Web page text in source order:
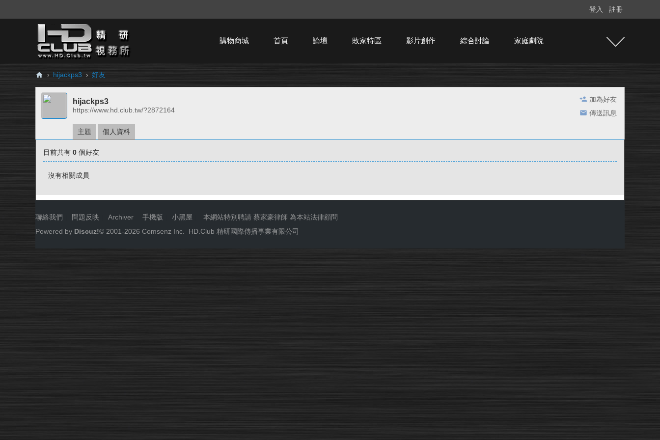
登入 註冊
購物商城 首頁 論壇 敗家特區 影片創作 綜合討論 家庭劇院
H
Cl
所
› hijackps3 › 好友
加為好友
傳送訊息
hijackps3
https://www.hd.club.tw/?2872164
主題 個人資料
目前共有 0 個好友
沒有相關成員
聯絡我們 問題反映 Archiver 手機版 小黑屋 本網站特別聘請 蔡家豪律師 為本站法律顧問
Powered by Discuz!© 2001-2026 Comsenz Inc. HD.Club 精研國際傳播事業有限公司